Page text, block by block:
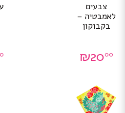
צבעים
לאמבטיה –
בקבוקון
₪2000